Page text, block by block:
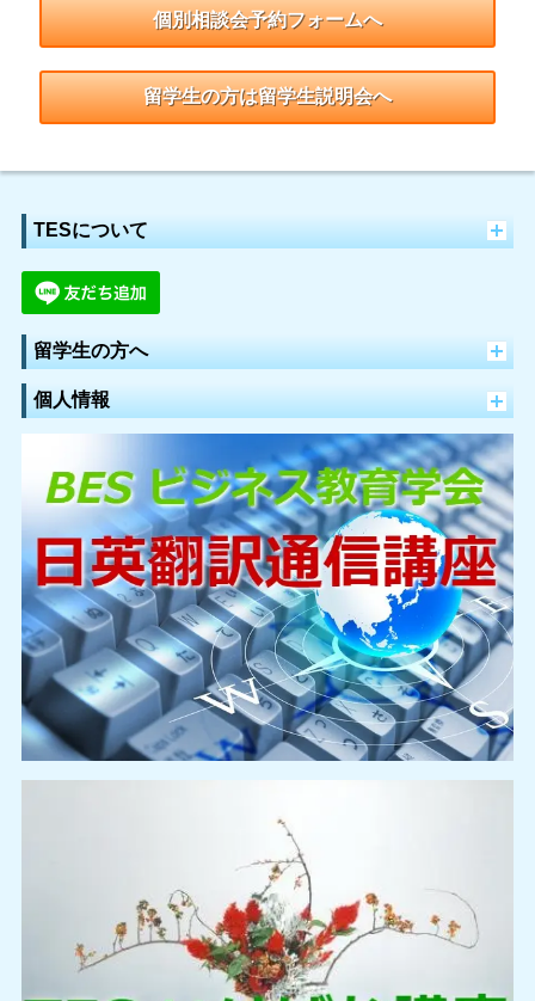
個別相談会予約フォームへ
留学生の方は留学生説明会へ
TESについて
留学生の方へ
個人情報